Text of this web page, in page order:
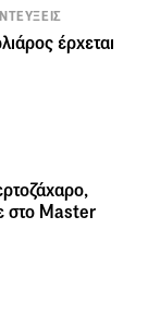
έρχεται
στο Master